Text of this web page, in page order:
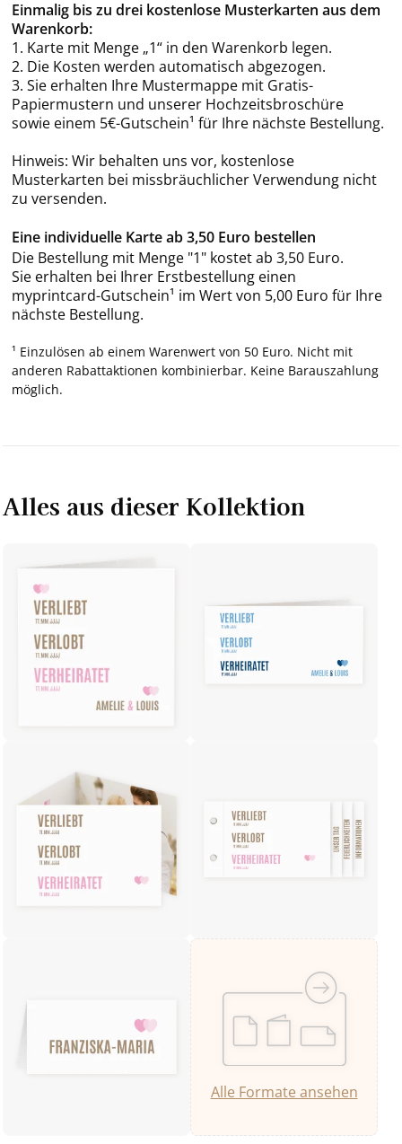
Einmalig bis zu drei kostenlose Musterkarten aus dem
Warenkorb:
1. Karte mit Menge „1“ in den Warenkorb legen.
2. Die Kosten werden automatisch abgezogen.
3. Sie erhalten Ihre Mustermappe mit Gratis-
Papiermustern und unserer Hochzeitsbroschüre
sowie einem 5€-Gutschein¹ für Ihre nächste Bestellung.
Hinweis: Wir behalten uns vor, kostenlose
Musterkarten bei missbräuchlicher Verwendung nicht
zu versenden.
Eine individuelle Karte ab 3,50 Euro bestellen
Die Bestellung mit Menge "1" kostet ab 3,50 Euro.
Sie erhalten bei Ihrer Erstbestellung einen
myprintcard-Gutschein¹ im Wert von 5,00 Euro für Ihre
nächste Bestellung.
¹ Einzulösen ab einem Warenwert von 50 Euro. Nicht mit
anderen Rabattaktionen kombinierbar. Keine Barauszahlung
möglich.
Alles aus dieser Kollektion
Alle Formate ansehen